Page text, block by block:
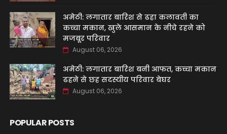
अमेठी: लगातार बारिश से ढहा कलावती का
कच्चा मकान, खुले आसमान के नीचे रहने को
मजबूर परिवार
August 06, 2026
अमेठी: लगातार बारिश बनी आफत, कच्चा मकान
ढहने से छह सदस्यीय परिवार बेघर
August 06, 2026
POPULAR POSTS